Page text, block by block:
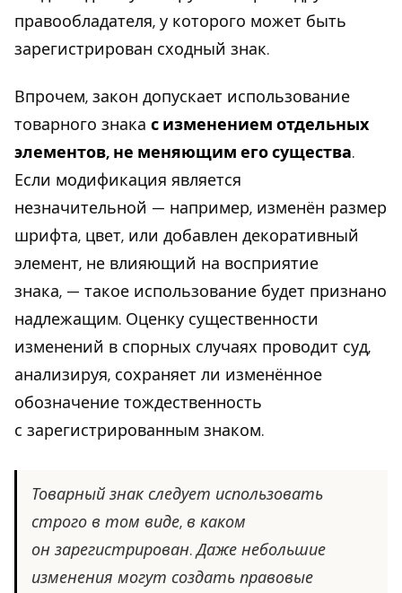
правообладателя, у которого может быть
зарегистрирован сходный знак.
Впрочем, закон допускает использование
товарного знака с изменением отдельных
элементов, не меняющим его существа.
Если модификация является
незначительной — например, изменён размер
шрифта, цвет, или добавлен декоративный
элемент, не влияющий на восприятие
знака, — такое использование будет признано
надлежащим. Оценку существенности
изменений в спорных случаях проводит суд,
анализируя, сохраняет ли изменённое
обозначение тождественность
с зарегистрированным знаком.
Товарный знак следует использовать
строго в том виде, в каком
он зарегистрирован. Даже небольшие
изменения могут создать правовые